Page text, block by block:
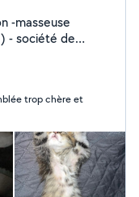
- travaille
trop chère et